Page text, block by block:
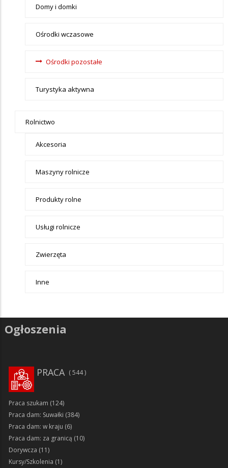
Domy i domki
Ośrodki wczasowe
Ośrodki pozostałe
Turystyka aktywna
Rolnictwo
Akcesoria
Maszyny rolnicze
Produkty rolne
Usługi rolnicze
Zwierzęta
Inne
Ogłoszenia
PRACA 544
Praca szukam (124)
Praca dam: Suwałki (384)
Praca dam: w kraju (6)
Praca dam: za granicą (10)
Dorywcza (11)
Kursy/Szkolenia (1)